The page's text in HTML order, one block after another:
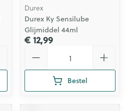
Durex
Durex Ky Sensilube
Glijmiddel 44ml
€ 12,99
Bestel